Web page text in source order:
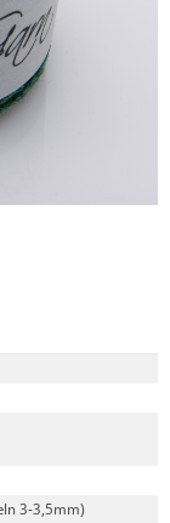
3-3,5mm)